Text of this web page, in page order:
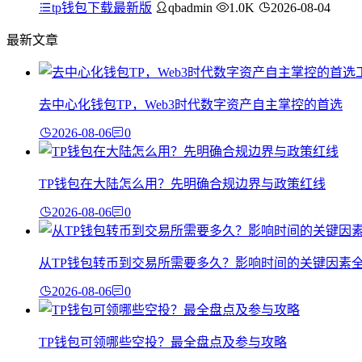
tp钱包下载最新版 qbadmin 1.0K 2026-08-04
最新文章
去中心化钱包TP，Web3时代数字资产自主掌控的首选
2026-08-06 0
TP钱包在大陆怎么用？先明确合规边界与政策红线
2026-08-06 0
从TP钱包转币到交易所需要多久？影响时间的关键因素
2026-08-06 0
TP钱包可领哪些空投？最全盘点及参与攻略